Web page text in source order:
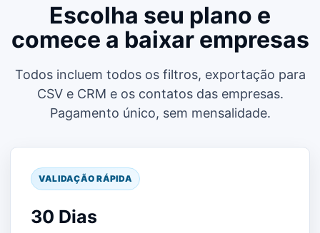
Escolha seu plano e
comece a baixar empresas
Todos incluem todos os filtros, exportação para
CSV e CRM e os contatos das empresas.
Pagamento único, sem mensalidade.
VALIDAÇÃO RÁPIDA
30 Dias